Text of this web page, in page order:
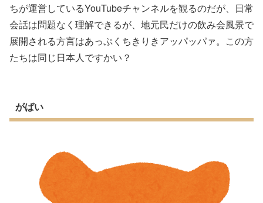
ちが運営しているYouTubeチャンネルを観るのだが、日常
会話は問題なく理解できるが、地元民だけの飲み会風景で
展開される方言はあっぷくちきりきアッパッパァ。この方
たちは同じ日本人ですかい？
がばい